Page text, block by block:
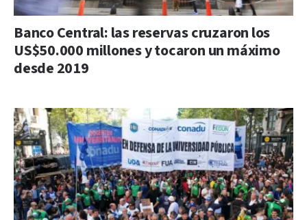
Banco Central: las reservas cruzaron los
US$50.000 millones y tocaron un máximo
desde 2019